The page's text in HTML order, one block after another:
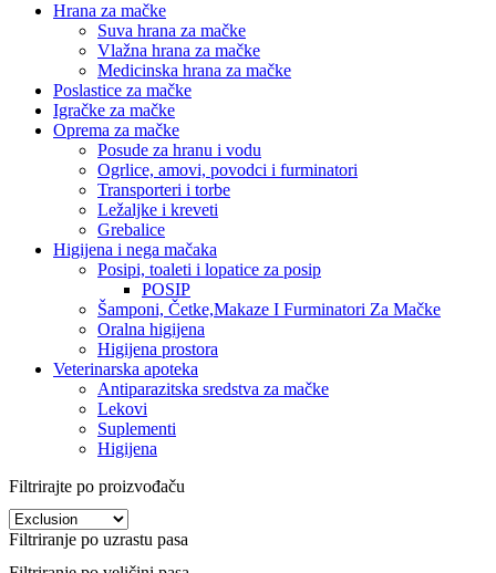
Hrana za mačke
Suva hrana za mačke
Vlažna hrana za mačke
Medicinska hrana za mačke
Poslastice za mačke
Igračke za mačke
Oprema za mačke
Posude za hranu i vodu
Ogrlice, amovi, povodci i furminatori
Transporteri i torbe
Ležaljke i kreveti
Grebalice
Higijena i nega mačaka
Posipi, toaleti i lopatice za posip
POSIP
Šamponi, Četke,Makaze I Furminatori Za Mačke
Oralna higijena
Higijena prostora
Veterinarska apoteka
Antiparazitska sredstva za mačke
Lekovi
Suplementi
Higijena
Filtrirajte po proizvođaču
Filtriranje po uzrastu pasa